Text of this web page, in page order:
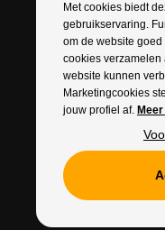
Met cookies biedt
gebruikservaring.
om de website
cookies verzamelen
website kunnen
Marketingcookies
jouw profiel af.